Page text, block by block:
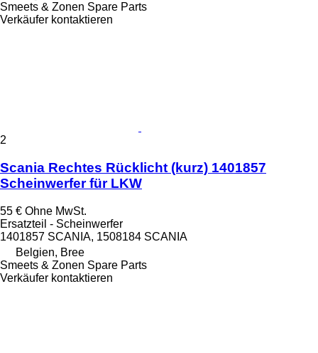
Smeets & Zonen Spare Parts
Verkäufer kontaktieren
2
Scania Rechtes Rücklicht (kurz) 1401857
Scheinwerfer für LKW
55 € Ohne MwSt.
Ersatzteil - Scheinwerfer
1401857 SCANIA, 1508184 SCANIA
Belgien, Bree
Smeets & Zonen Spare Parts
Verkäufer kontaktieren